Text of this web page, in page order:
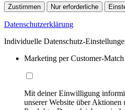
Zustimmen Nur erforderliche
Datenschutzerklärung
Individuelle Datenschutz-
Marketing per Customer-Match
Mit deiner Einwilligung
unserer Website über Aktionen